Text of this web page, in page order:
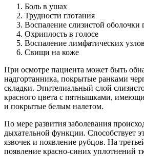
Боль в ушах
Трудности глотания
Воспаление слизистой оболочки
Охриплость в голосе
Воспаление лимфатических узлов
Свищи на коже
При осмотре пациента может быть
надгортанника, покрытые ранками
складки. Эпителиальный слой
красного цвета с пятнышками,
и покрытые белым налетом.
По мере развития заболевания
дыхательной функции. Способствует
язвочек и появление рубцов. На
появление красно-синих уплотнений